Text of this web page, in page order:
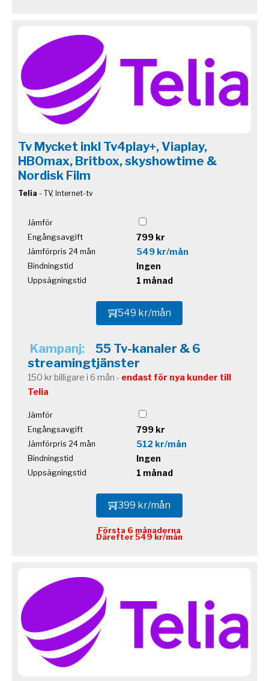
Tv Mycket inkl Tv4play+, Viaplay,
HBOmax, Britbox, skyshowtime &
Nordisk Film
Telia - TV, Internet-tv
Jämför
Engångsavgift
799 kr
Jämförpris 24 mån 549 kr/mån
Bindningstid Ingen
Uppsägningstid 1 månad
549 kr/mån
Kampanj:
55 Tv-kanaler & 6
streamingtjänster
150 kr billigare i 6 mån - endast för nya kunder till
Telia
Jämför
Engångsavgift
799 kr
Jämförpris 24 mån 512 kr/mån
Bindningstid Ingen
Uppsägningstid 1 månad
399 kr/mån
Första 6 månaderna
Därefter 549 kr/mån